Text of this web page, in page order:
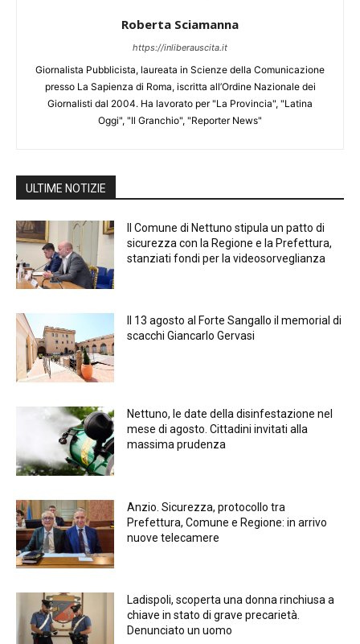
Roberta Sciamanna
https://inliberauscita.it
Giornalista Pubblicista, laureata in Scienze della Comunicazione
presso La Sapienza di Roma, iscritta all’Ordine Nazionale dei
Giornalisti dal 2004. Ha lavorato per "La Provincia", "Latina
Oggi", "Il Granchio", "Reporter News"
ULTIME NOTIZIE
Il Comune di Nettuno stipula un patto di
sicurezza con la Regione e la Prefettura,
stanziati fondi per la videosorveglianza
Il 13 agosto al Forte Sangallo il memorial di
scacchi Giancarlo Gervasi
Nettuno, le date della disinfestazione nel
mese di agosto. Cittadini invitati alla
massima prudenza
Anzio. Sicurezza, protocollo tra
Prefettura, Comune e Regione: in arrivo
nuove telecamere
Ladispoli, scoperta una donna rinchiusa a
chiave in stato di grave precarietà.
Denunciato un uomo